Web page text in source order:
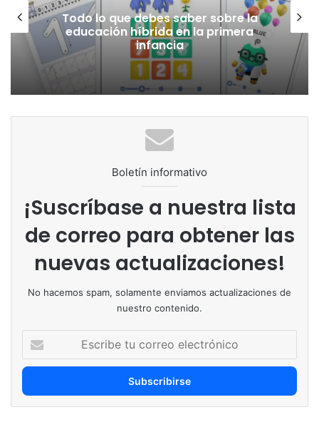
Día de las Infancias, la tecnología
como motor de una educación más
justa
Boletín informativo
¡Suscríbase a nuestra lista
de correo para obtener las
nuevas actualizaciones!
No hacemos spam, solamente enviamos actualizaciones de
nuestro contenido.
correo